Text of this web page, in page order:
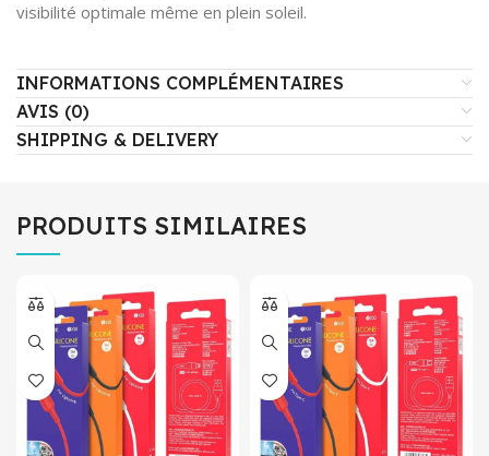
visibilité optimale même en plein soleil.
INFORMATIONS COMPLÉMENTAIRES
AVIS (0)
SHIPPING & DELIVERY
PRODUITS SIMILAIRES